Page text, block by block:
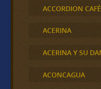
ACCORDION
ACERINA
ACERINA Y SU
ACONCAGUA